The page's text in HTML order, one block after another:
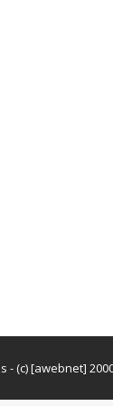
(c) [awebnet]